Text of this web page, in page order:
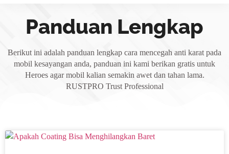
Panduan Lengkap
Berikut ini adalah panduan lengkap cara mencegah anti karat pada
mobil kesayangan anda, panduan ini kami berikan gratis untuk
Heroes agar mobil kalian semakin awet dan tahan lama.
RUSTPRO Trust Professional